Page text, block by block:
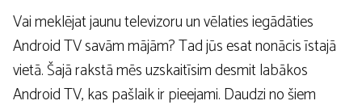
Vai meklējat jaunu televizoru un vēlaties iegādāties
Android TV savām mājām? Tad jūs esat nonācis īstajā
vietā. Šajā rakstā mēs uzskaitīsim desmit labākos
Android TV, kas pašlaik ir pieejami. Daudzi no šiem